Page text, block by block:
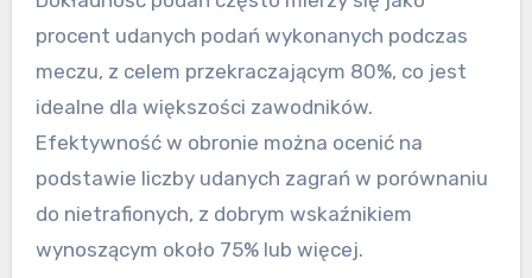
procent udanych podań wykonanych podczas
meczu, z celem przekraczającym 80%, co jest
idealne dla większości zawodników.
Efektywność w obronie można ocenić na
podstawie liczby udanych zagrań w porównaniu
do nietrafionych, z dobrym wskaźnikiem
wynoszącym około 75% lub więcej.